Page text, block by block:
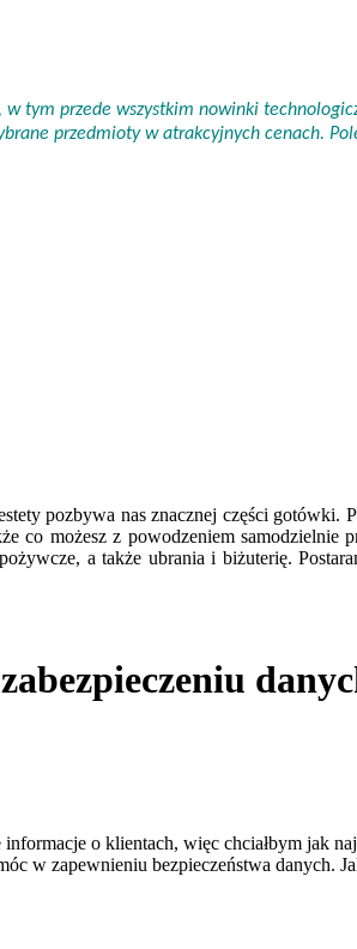
tym przede wszystkim nowinki
przedmioty w atrakcyjnych cenach.
pozbywa nas znacznej części
co możesz z powodzeniem samodzielnie
a także ubrania i biżuterię.
o klientach, więc chciałbym jak
w zapewnieniu bezpieczeństwa danych.